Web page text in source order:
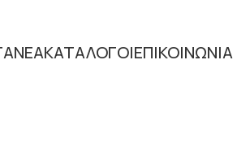
ΝΕΑΚΑΤΑΛΟΓΟΙΕΠΙΚΟΙΝΩΝΙΑ